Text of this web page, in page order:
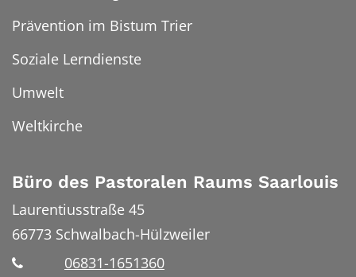
Prävention im Bistum Trier
Soziale Lerndienste
Umwelt
Weltkirche
Büro des Pastoralen Raums Saarlouis
Laurentiusstraße 45
66773 Schwalbach-Hülzweiler
06831-1651360